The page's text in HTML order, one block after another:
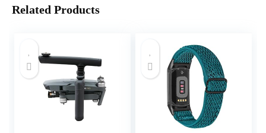
Related Products